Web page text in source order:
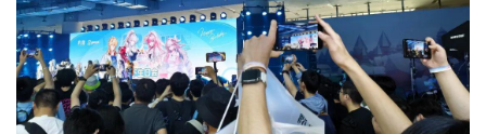
页
游
茶
原